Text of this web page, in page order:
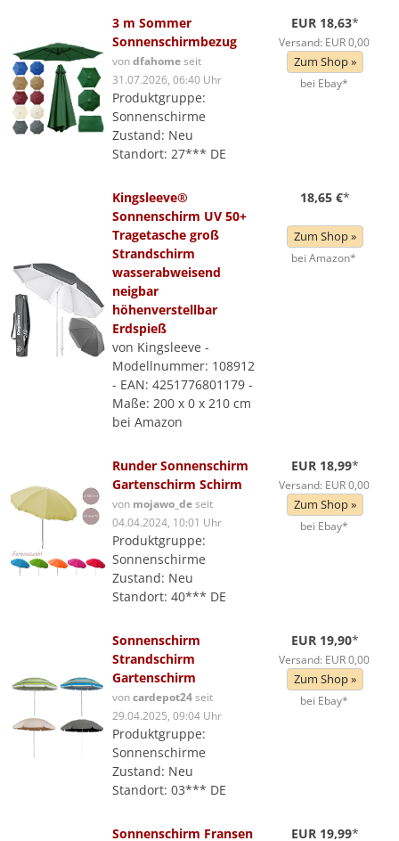
3 m Sommer
Sonnenschirmbezug
vondfahomeseit
31.07.2026, 06:40 Uhr
Produktgruppe:
Sonnenschirme
Zustand: Neu
Standort: 27*** DE
EUR 18,63*
Versand: EUR 0,00
Zum Shop »
bei Ebay*
Kingsleeve®
Sonnenschirm UV 50+
Tragetasche groß
Strandschirm
wasserabweisend
neigbar
höhenverstellbar
Erdspieß
von Kingsleeve -
Modellnummer: 108912
- EAN: 4251776801179 -
Maße: 200 x 0 x 210 cm
bei Amazon
18,65 €*
Zum Shop »
bei Amazon*
Runder Sonnenschirm
Gartenschirm Schirm
von mojawo_deseit
04.04.2024, 10:01 Uhr
Produktgruppe:
Sonnenschirme
Zustand: Neu
Standort: 40*** DE
EUR 18,99*
Versand: EUR 0,00
Zum Shop »
bei Ebay*
Sonnenschirm
Strandschirm
Gartenschirm
voncardepot24seit
29.04.2025, 09:04 Uhr
Produktgruppe:
Sonnenschirme
Zustand: Neu
Standort: 03*** DE
EUR 19,90*
Versand: EUR 0,00
Zum Shop »
bei Ebay*
Sonnenschirm Fransen EUR 19,99*